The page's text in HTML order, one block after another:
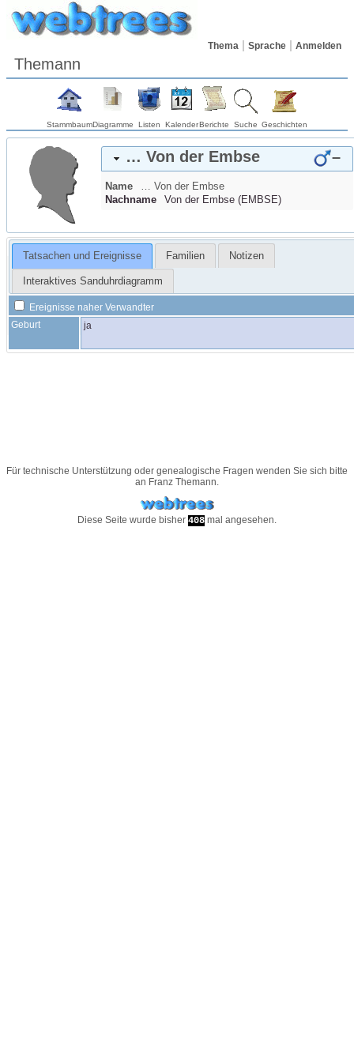
Thema Sprache Anmelden
Themann
StammbaumDiagramme Listen KalenderBerichte Suche Geschichten
… Von der Embse –
Name … Von der Embse
Nachname
Von der Embse (EMBSE)
Tatsachen und Ereignisse Familien Notizen
Interaktives Sanduhrdiagramm
Ereignisse naher Verwandter
Geburt
ja
Für technische Unterstützung oder genealogische Fragen wenden Sie sich bitte
an Franz Themann.
Diese Seite wurde bisher 408 mal angesehen.